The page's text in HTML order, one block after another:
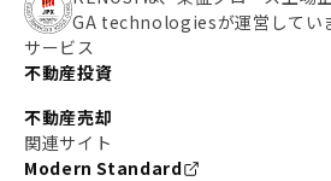
GA technologiesが運営してい
サービス
不動産投資
不動産売却
関連サイト
Modern Standard